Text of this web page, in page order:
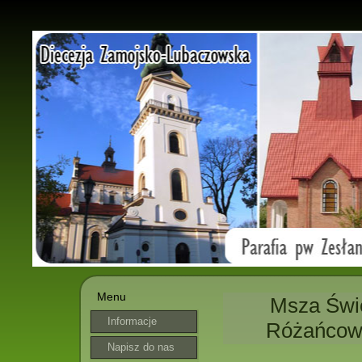
Menu
Informacje
parafialne
Napisz do nas
Msza